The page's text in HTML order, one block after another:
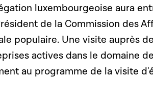
luxembourgeoise aura
de la Commission des
populaire. Une visite auprès
actives dans le domaine
au programme de la visite